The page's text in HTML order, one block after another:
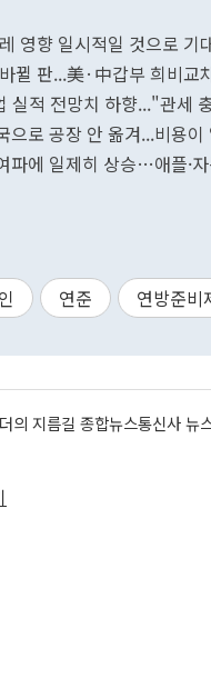
영향 일시적일 것으로 기
뀔 판...美·中갑부 희비교
실적 전망치 하향..."관세
으로 공장 안 옮겨...비용이
파에 일제히 상승…애플·
연준 연방준비
의 지름길 종합뉴스통신사